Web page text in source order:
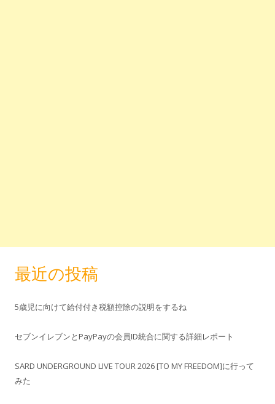
最近の投稿
5歳児に向けて給付付き税額控除の説明をするね
セブンイレブンとPayPayの会員ID統合に関する詳細レポート
SARD UNDERGROUND LIVE TOUR 2026 [TO MY FREEDOM]に行って
みた